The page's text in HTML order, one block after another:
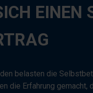
EINEN
belasten die
die Erfahrung gemacht,